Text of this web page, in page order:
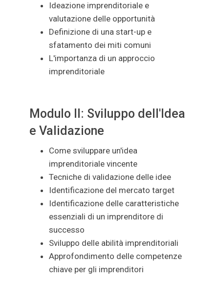
Ideazione imprenditoriale e
valutazione delle opportunità
Definizione di una start-up e
sfatamento dei miti comuni
L'importanza di un approccio
imprenditoriale
Modulo II: Sviluppo dell'Idea
e Validazione
Come sviluppare un'idea
imprenditoriale vincente
Tecniche di validazione delle idee
Identificazione del mercato target
Identificazione delle caratteristiche
essenziali di un imprenditore di
successo
Sviluppo delle abilità imprenditoriali
Approfondimento delle competenze
chiave per gli imprenditori